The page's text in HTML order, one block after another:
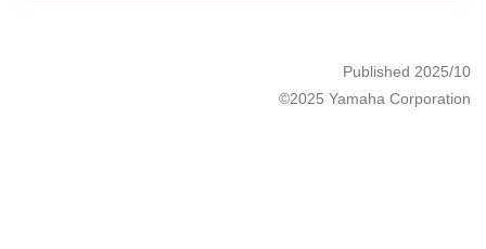
Published 2025/10
©2025 Yamaha Corporation